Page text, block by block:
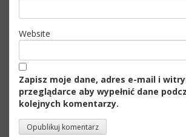
Website
Zapisz moje dane, adres e-mail i
przeglądarce aby wypełnić dane
kolejnych komentarzy.